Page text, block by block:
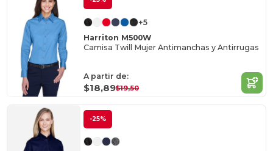
+5
Harriton M500W
Camisa Twill Mujer Antimanchas y Antirrugas
A partir de:
$18,89$19,50
-25%